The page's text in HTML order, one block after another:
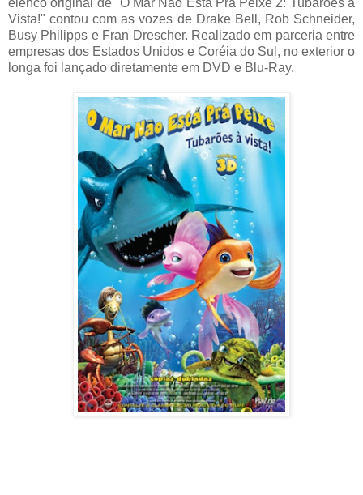
elenco original de "O Mar Não Está Prá Peixe 2: Tubarões à
Vista!" contou com as vozes de Drake Bell, Rob Schneider,
Busy Philipps e Fran Drescher. Realizado em parceria entre
empresas dos Estados Unidos e Coréia do Sul, no exterior o
longa foi lançado diretamente em DVD e Blu-Ray.